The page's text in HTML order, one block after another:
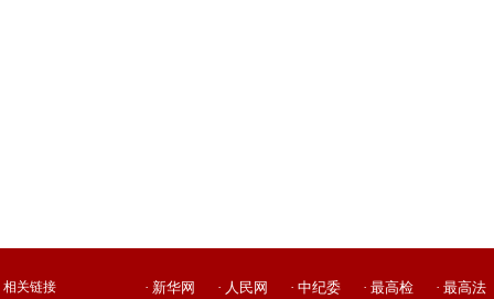
相关链接 · 新华网 · 人民网 · 中纪委 · 最高检 · 最高法